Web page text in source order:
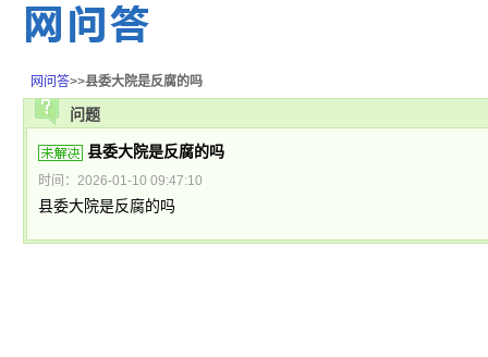
网问答>>县委大院是反腐的吗
问题
县委大院是反腐的吗
时间：2026-01-10 09:47:10
县委大院是反腐的吗